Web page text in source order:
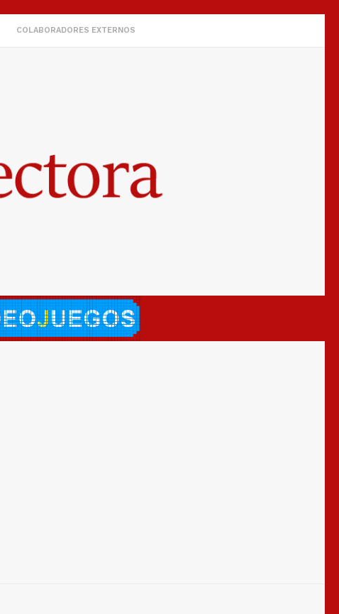
COLABORADORES EXTERNOS